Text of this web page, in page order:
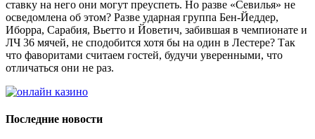
ставку на него они могут преуспеть. Но разве «Севилья» не
осведомлена об этом? Разве ударная группа Бен-Йеддер,
Иборра, Сарабия, Вьетто и Йоветич, забившая в чемпионате и
ЛЧ 36 мячей, не сподобится хотя бы на один в Лестере? Так
что фаворитами считаем гостей, будучи уверенными, что
отличаться они не раз.
Последние новости